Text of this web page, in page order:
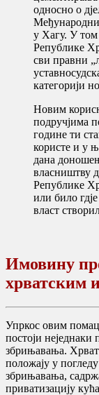
односно о
Међународни
у Хагу. У
Републике
сви правни
категорији
Новим
подручјима
године ти
користе и у
дана
власништву
Републике
или било
власт
Имовину
хрватским
Упркос овим
постоји
збрињавања.
положају у
збрињавања,
приватизацију